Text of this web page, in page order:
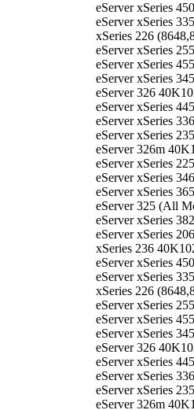
eServer xSeries
eServer xSeries
xSeries 226
eServer xSeries
eServer xSeries
eServer xSeries
eServer 326
eServer xSeries
eServer xSeries
eServer xSeries
eServer 326m
eServer xSeries
eServer xSeries
eServer xSeries
eServer 325 (All
eServer xSeries
eServer xSeries
xSeries 236
eServer xSeries
eServer xSeries
xSeries 226
eServer xSeries
eServer xSeries
eServer xSeries
eServer 326
eServer xSeries
eServer xSeries
eServer xSeries
eServer 326m